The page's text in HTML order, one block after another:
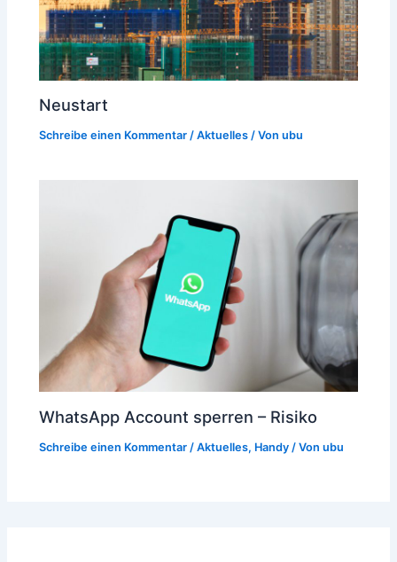
Neustart
Schreibe einen Kommentar /Aktuelles / Vonubu
WhatsApp Account sperren – Risiko
Schreibe einen Kommentar /Aktuelles, Handy / Vonubu